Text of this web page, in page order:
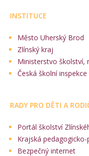
INSTITUCE
Město Uherský Brod
Zlínský kraj
Ministerstvo školství,
Česká školní inspekce
RADY PRO DĚTI A
Portál školství
Krajská
Bezpečný internet